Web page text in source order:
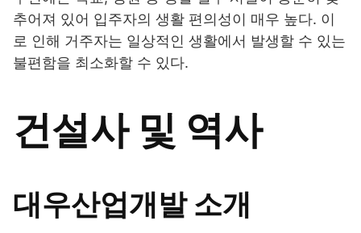
추어져 있어 입주자의 생활 편의성이 매우 높다. 이
로 인해 거주자는 일상적인 생활에서 발생할 수 있는
불편함을 최소화할 수 있다.
건설사 및 역사
대우산업개발 소개